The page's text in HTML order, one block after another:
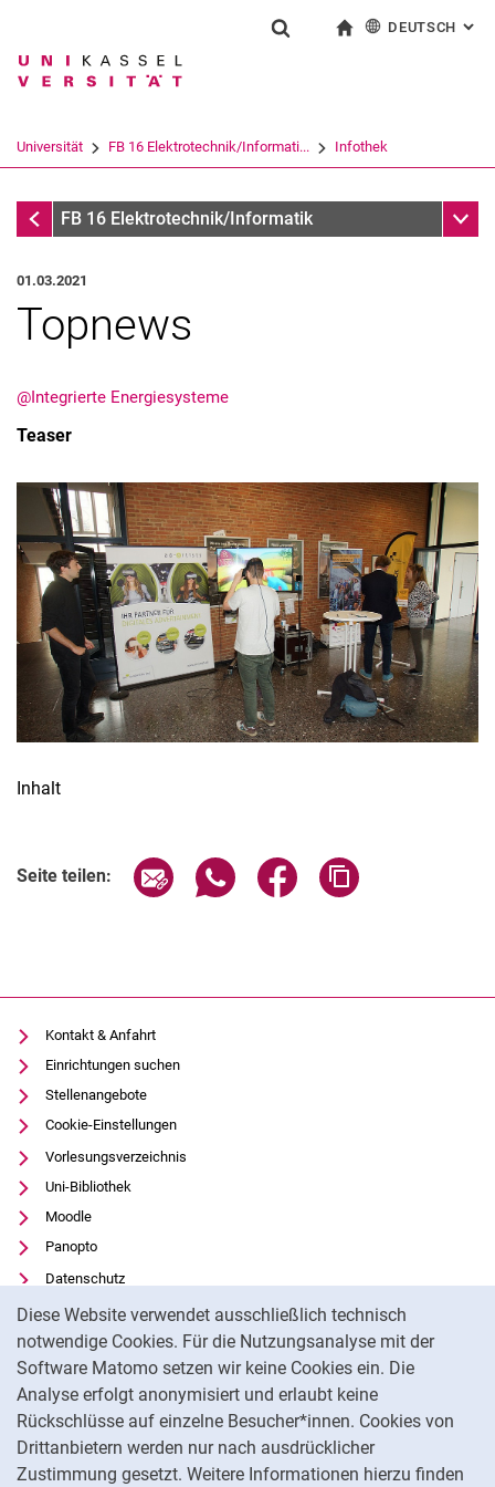
Springe direkt zu: Inhalt
Springe direkt zu: Suche
Springe direkt zu:
Diese Website verwendet ausschließlich technisch
notwendige Cookies. Für die Nutzungsanalyse mit der
Software Matomo setzen wir keine Cookies ein. Die
Analyse erfolgt anonymisiert und erlaubt keine
Rückschlüsse auf einzelne Besucher*innen. Cookies von
Drittanbietern werden nur nach ausdrücklicher
Zustimmung gesetzt. Weitere Informationen hierzu finden
Suchbegriff
Suchen (öffnet externen Link in einem
DEUTSCH :
Universität FB 16 Elektrotechnik/Informati... Infothek
InfothekFB 16 Elektrotechnik/Informatik
Termine
Aktuelles
Veranstaltungen
Stellenausschreibungen
01.03.2021
Topnews
@Integrierte Energiesysteme
Teaser
Inhalt
Seite teilen: Seite über E-Mail teilen
Seite über WhatsApp teilen
Seite über Facebook
Kontakt & Anfahrt
Einrichtungen suchen
Stellenangebote
Cookie-Einstellungen
Vorlesungsverzeichnis
Uni-Bibliothek
Moodle
Panopto
Datenschutz
Barrierefreiheit
Transparenter KI-Einsatz
Impressum
Externer Link: Universität Kassel auf
Facebook (öffnet neues Fenster)
Externer Link: Universität Kassel auf
Youtube(öffnet neues Fenster)
Externer Link: Universität Kassel auf
Instagram (öffnet neues Fenster)